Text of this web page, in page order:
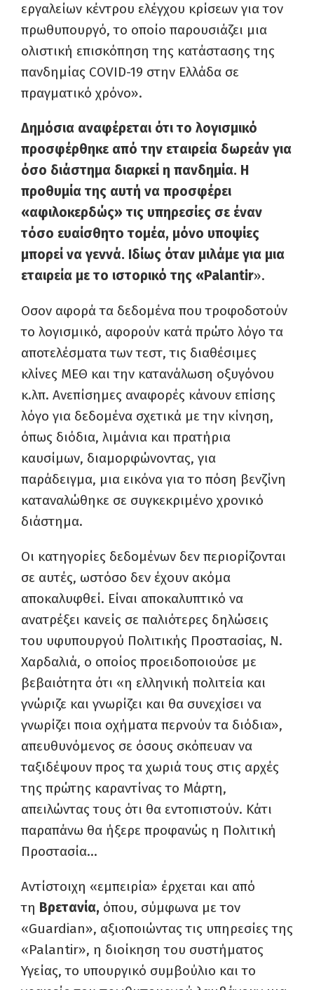
εργαλείων κέντρου ελέγχου κρίσεων για τον
πρωθυπουργό, το οποίο παρουσιάζει μια
ολιστική επισκόπηση της κατάστασης της
πανδημίας COVID-19 στην Ελλάδα σε
πραγματικό χρόνο».
Δημόσια αναφέρεται ότι το λογισμικό
προσφέρθηκε από την εταιρεία δωρεάν για
όσο διάστημα διαρκεί η πανδημία. Η
προθυμία της αυτή να προσφέρει
«αφιλοκερδώς» τις υπηρεσίες σε έναν
τόσο ευαίσθητο τομέα, μόνο υποψίες
μπορεί να γεννά. Ιδίως όταν μιλάμε για μια
εταιρεία με το ιστορικό της «Palantir».
Οσον αφορά τα δεδομένα που τροφοδοτούν
το λογισμικό, αφορούν κατά πρώτο λόγο τα
αποτελέσματα των τεστ, τις διαθέσιμες
κλίνες ΜΕΘ και την κατανάλωση οξυγόνου
κ.λπ. Ανεπίσημες αναφορές κάνουν επίσης
λόγο για δεδομένα σχετικά με την κίνηση,
όπως διόδια, λιμάνια και πρατήρια
καυσίμων, διαμορφώνοντας, για
παράδειγμα, μια εικόνα για το πόση βενζίνη
καταναλώθηκε σε συγκεκριμένο χρονικό
διάστημα.
Οι κατηγορίες δεδομένων δεν περιορίζονται
σε αυτές, ωστόσο δεν έχουν ακόμα
αποκαλυφθεί. Είναι αποκαλυπτικό να
ανατρέξει κανείς σε παλιότερες δηλώσεις
του υφυπουργού Πολιτικής Προστασίας, Ν.
Χαρδαλιά, ο οποίος προειδοποιούσε με
βεβαιότητα ότι «η ελληνική πολιτεία και
γνώριζε και γνωρίζει και θα συνεχίσει να
γνωρίζει ποια οχήματα περνούν τα διόδια»,
απευθυνόμενος σε όσους σκόπευαν να
ταξιδέψουν προς τα χωριά τους στις αρχές
της πρώτης καραντίνας το Μάρτη,
απειλώντας τους ότι θα εντοπιστούν. Κάτι
παραπάνω θα ήξερε προφανώς η Πολιτική
Προστασία…
Αντίστοιχη «εμπειρία» έρχεται και από
τη Βρετανία, όπου, σύμφωνα με τον
«Guardian», αξιοποιώντας τις υπηρεσίες της
«Palantir», η διοίκηση του συστήματος
Υγείας, το υπουργικό συμβούλιο και το